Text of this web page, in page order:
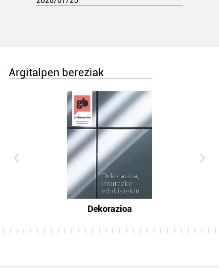
Argitalpen bereziak
Dekorazioa